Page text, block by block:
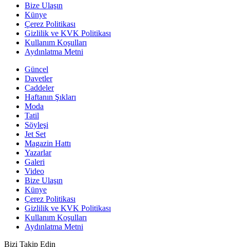
Bize Ulaşın
Künye
Çerez Politikası
Gizlilik ve KVK Politikası
Kullanım Koşulları
Aydınlatma Metni
Güncel
Davetler
Caddeler
Haftanın Şıkları
Moda
Tatil
Söyleşi
Jet Set
Magazin Hattı
Yazarlar
Galeri
Video
Bize Ulaşın
Künye
Çerez Politikası
Gizlilik ve KVK Politikası
Kullanım Koşulları
Aydınlatma Metni
Bizi Takip Edin